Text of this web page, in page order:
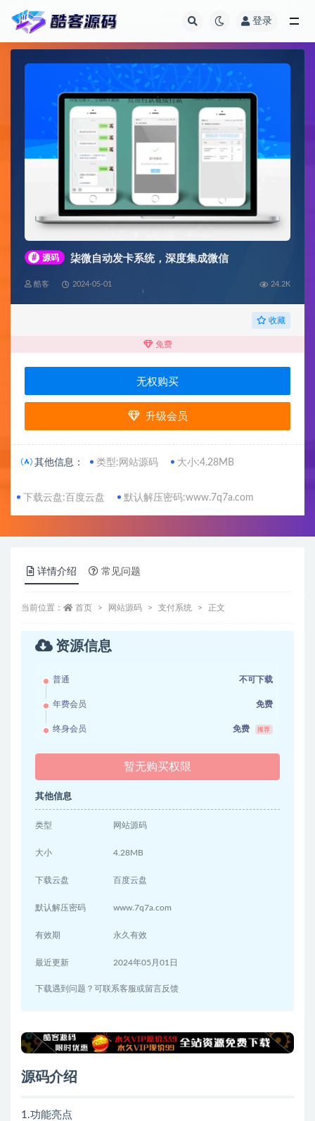
登录
# 源码 柒微自动发卡系统，深度集成微信
酷客 2024-05-01 24.2K
收藏
免费
无权购买
升级会员
其他信息： 类型:网站源码 大小:4.28MB
下载云盘:百度云盘 默认解压密码:www.7q7a.com
详情介绍 常见问题
当前位置： 首页 网站源码 支付系统 正文
资源信息
普通 不可下载
年费会员 免费
终身会员 免费 推荐
暂无购买权限
其他信息
类型 网站源码
大小 4.28MB
下载云盘 百度云盘
默认解压密码 www.7q7a.com
有效期 永久有效
最近更新 2024年05月01日
下载遇到问题？可联系客服或留言反馈
源码介绍
1.功能亮点